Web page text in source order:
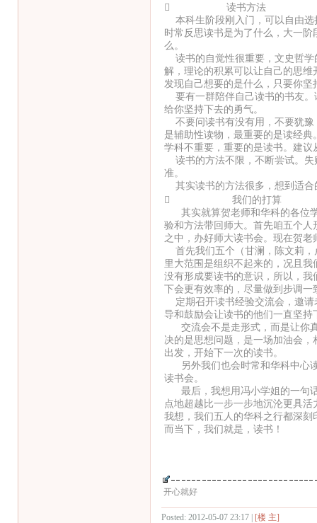
 读书方法
本科生阶段刚入门，可以自由选
时常反思读书是为了什么，大一
么。
读书的自觉性很重要，文史哲学
解，理论的积累可以让自己的思维
发现自己想要的是什么，只要你坚
要有一群陪伴自己读书的书友。
给你坚持下去的勇气。
不要问读书有没有用，不要犹豫
是辅助性读物，最重要的是读经典
学科不重要，重要的是读书。建
读书的方法不限，不断尝试。失
准。
其实读书的方法很多，想到适合
 我们的打算
其实就算贺老师和华科的各位学
验和方法带回师大。首先咱五个
之中，办好师大读书会。现在贺
首先我们五个（甘澜，陈文莉，
里大范围是组织不起来的，况且
没有形成要读书的意识，所以，
下会更有效率的，尽量做到步调一
定期召开读书经验交流会，邀请
导和鼓励会让读书的他们一直坚持
交流会不是走形式，而是让你真
决的是思想问题，是一场加油会
出发，开始下一次的读书。
另外我们也会时常和华科中心读
读书会。
最后，我想用冯小学姐的一句话
点地超越比一步一步地沉沦更具
我想，我们五人的华科之行都深
而当下，我们就是
开心就好
Posted: 2012-05-07 23:17 | [楼 主]